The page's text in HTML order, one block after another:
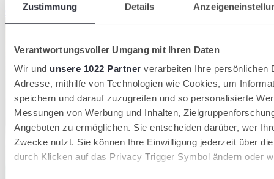
Zustimmung Details
Verantwortungsvoller Umgang mit Ihren Daten
Wir und unsere 1022 Partner verarbeiten Ihre persönlichen
Adresse, mithilfe von Technologien wie Cookies, um
speichern und darauf zuzugreifen und so personalisierte
Messungen von Werbung und Inhalten,
Angeboten zu ermöglichen. Sie entscheiden darüber, wer
Zwecke nutzt. Sie können Ihre Einwilligung jederzeit über
durch Klicken auf das Privacy Trigger Symbol ändern oder
06224-9708-37 scheidt@badischertennisverband.de